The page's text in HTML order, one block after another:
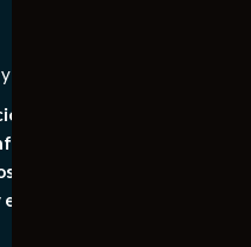
el Mundo a Tu Alcance
digital que tiene como
al publico en
mas recientes e
mundo de forma eficaz,